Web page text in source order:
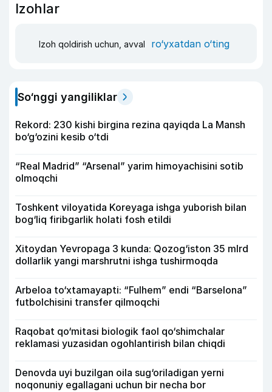
Izohlar
Izoh qoldirish uchun, avval ro‘yxatdan o‘ting
So‘nggi yangiliklar
Rekord: 230 kishi birgina rezina qayiqda La Mansh
bo‘g‘ozini kesib o‘tdi
“Real Madrid” “Arsenal” yarim himoyachisini sotib
olmoqchi
Toshkent viloyatida Koreyaga ishga yuborish bilan
bog‘liq firibgarlik holati fosh etildi
Xitoydan Yevropaga 3 kunda: Qozog‘iston 35 mlrd
dollarlik yangi marshrutni ishga tushirmoqda
Arbeloa to‘xtamayapti: “Fulhem” endi “Barselona”
futbolchisini transfer qilmoqchi
Raqobat qo‘mitasi biologik faol qo‘shimchalar
reklamasi yuzasidan ogohlantirish bilan chiqdi
Denovda uyi buzilgan oila sug‘oriladigan yerni
noqonuniy egallagani uchun bir necha bor